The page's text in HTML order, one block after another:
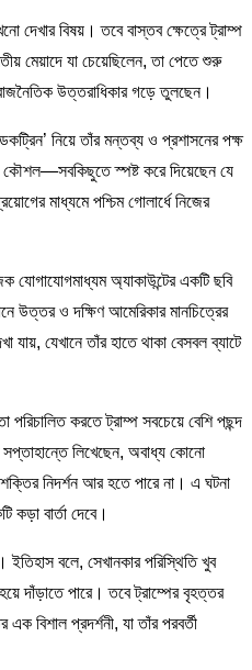
দেখার বিষয়। তবে বাস্তব ক্ষেত্রে ট্রাম্প
মেয়াদে যা চেয়েছিলেন, তা পেতে শুরু
উত্তরাধিকার গড়ে তুলছেন।
নিয়ে তাঁর মন্তব্য ও প্রশাসনের পক্ষ
কৌশল—সবকিছুতে স্পষ্ট করে দিয়েছেন যে
মাধ্যমে পশ্চিম গোলার্ধে নিজের
যোগাযোগমাধ্যম অ্যাকাউন্টের একটি ছবি
উত্তর ও দক্ষিণ আমেরিকার মানচিত্রের
যায়, যেখানে তাঁর হাতে থাকা বেসবল ব্যাটে
পরিচালিত করতে ট্রাম্প সবচেয়ে বেশি পছন্দ
লিখেছেন, অবাধ্য কোনো
নিদর্শন আর হতে পারে না। এ ঘটনা
কড়া বার্তা দেবে।
বলে, সেখানকার পরিস্থিতি খুব
দাঁড়াতে পারে। তবে ট্রাম্পের বৃহত্তর
বিশাল প্রদর্শনী, যা তাঁর পরবর্তী